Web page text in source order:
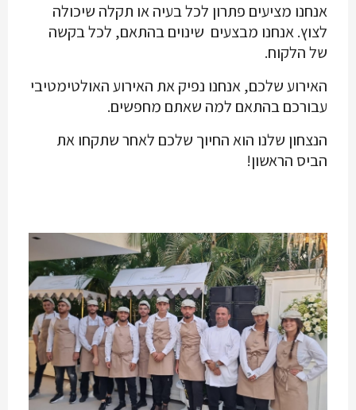
אנחנו מציעים פתרון לכל בעיה או תקלה שיכולה
לצוץ. אנחנו מבצעים שינוים בהתאם, לכל בקשה
של הלקוח.
האירוע שלכם, אנחנו נפיק את האירוע האולטימטיבי
עבורכם בהתאם למה שאתם מחפשים.
הנצחון שלנו הוא החיוך שלכם לאחר שתקחו את
הביס הראשון!